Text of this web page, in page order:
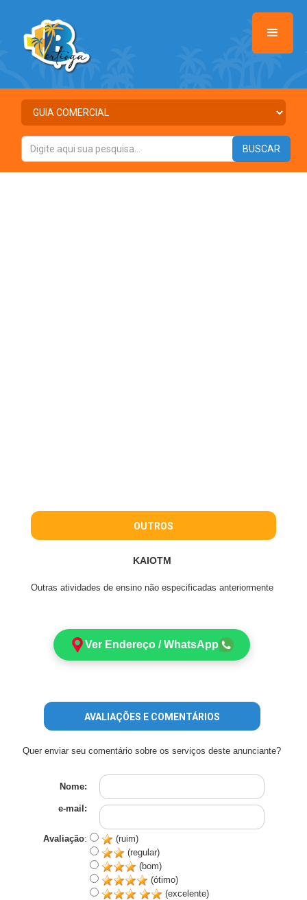
OUTROS
KAIOTM
Outras atividades de ensino não especificadas anteriormente
Ver Endereço / WhatsApp
AVALIAÇÕES E COMENTÁRIOS
Quer enviar seu comentário sobre os serviços deste anunciante?
Nome:
e-mail:
Avaliação:
(ruim)
(regular)
(bom)
(ótimo)
(excelente)